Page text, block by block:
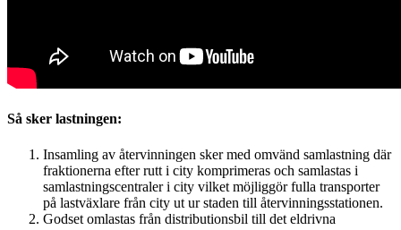
Så sker lastningen:
Insamling av återvinningen sker med omvänd samlastning där
fraktionerna efter rutt i city komprimeras och samlastas i
samlastningscentraler i city vilket möjliggör fulla transporter
på lastväxlare från city ut ur staden till återvinningsstationen.
Godset omlastas från distributionsbil till det eldrivna